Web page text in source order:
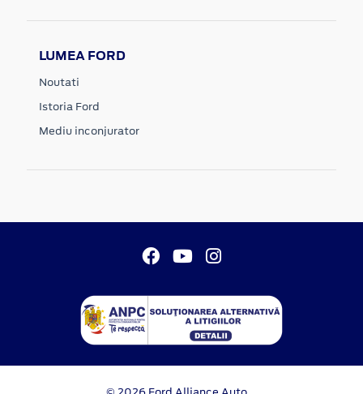
LUMEA FORD
Noutati
Istoria Ford
Mediu inconjurator